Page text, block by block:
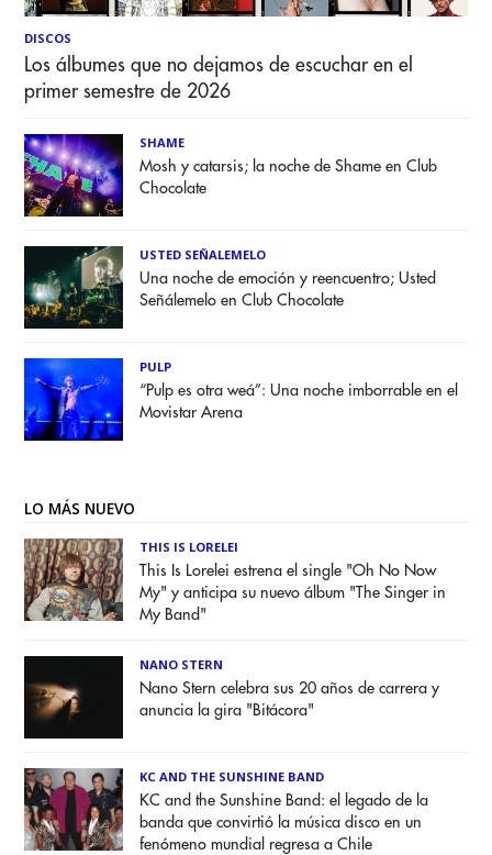
DISCOS
Los álbumes que no dejamos de escuchar en el
primer semestre de 2026
SHAME
Mosh y catarsis; la noche de Shame en Club
Chocolate
USTED SEÑALEMELO
Una noche de emoción y reencuentro; Usted
Señálemelo en Club Chocolate
PULP
“Pulp es otra weá”: Una noche imborrable en el
Movistar Arena
LO MÁS NUEVO
THIS IS LORELEI
This Is Lorelei estrena el single "Oh No Now
My" y anticipa su nuevo álbum "The Singer in
My Band"
NANO STERN
Nano Stern celebra sus 20 años de carrera y
anuncia la gira "Bitácora"
KC AND THE SUNSHINE BAND
KC and the Sunshine Band: el legado de la
banda que convirtió la música disco en un
fenómeno mundial regresa a Chile